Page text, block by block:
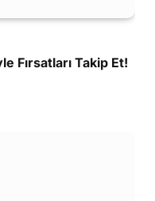
Fırsatları Takip Et!